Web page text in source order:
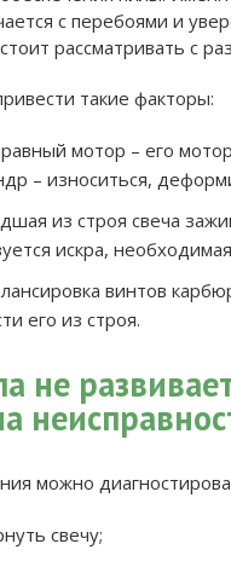
с перебоями и
рассматривать с
такие факторы:
мотор – его
– износиться,
из строя свеча
искра,
винтов
его из строя.
не
можно
свечу;